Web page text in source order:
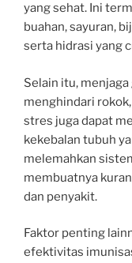
yang sehat. Ini
buahan, sayuran,
serta hidrasi yang
Selain itu,
menghindari
stres juga dapat
kekebalan tubuh
melemahkan
membuatnya
dan penyakit.
Faktor penting
efektivitas